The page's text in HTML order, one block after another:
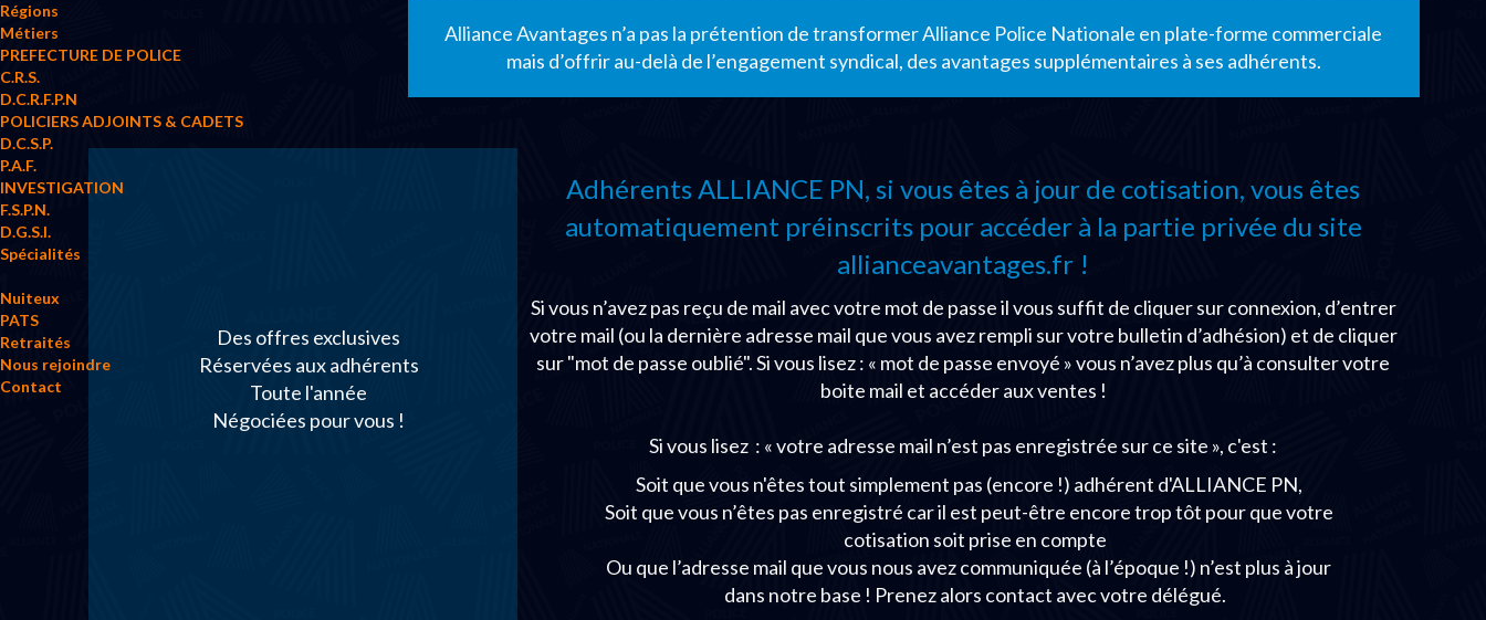
Régions
Métiers
PREFECTURE DE POLICE
C.R.S.
D.C.R.F.P.N
POLICIERS ADJOINTS & CADETS
D.C.S.P.
P.A.F.
INVESTIGATION
F.S.P.N.
D.G.S.I.
Spécialités
Nuiteux
PATS
Retraités
Nous rejoindre
Contact
Alliance Avantages n’a pas la prétention de transformer Alliance Police Nationale en plate-forme commerciale
mais d’offrir au-delà de l’engagement syndical, des avantages supplémentaires à ses adhérents.
Des offres exclusives
Réservées aux adhérents
Toute l'année
Négociées pour vous !
Adhérents ALLIANCE PN, si vous êtes à jour de cotisation, vous êtes
automatiquement préinscrits pour accéder à la partie privée du site
allianceavantages.fr !
Si vous n’avez pas reçu de mail avec votre mot de passe il vous suffit de cliquer sur connexion, d’entrer
votre mail (ou la dernière adresse mail que vous avez rempli sur votre bulletin d’adhésion) et de cliquer
sur "mot de passe oublié". Si vous lisez : « mot de passe envoyé » vous n’avez plus qu’à consulter votre
boite mail et accéder aux ventes !
Si vous lisez : « votre adresse mail n’est pas enregistrée sur ce site », c'est :
Soit que vous n'êtes tout simplement pas (encore !) adhérent d'ALLIANCE PN,
Soit que vous n’êtes pas enregistré car il est peut-être encore trop tôt pour que votre
cotisation soit prise en compte
Ou que l’adresse mail que vous nous avez communiquée (à l’époque !) n’est plus à jour
dans notre base ! Prenez alors contact avec votre délégué.